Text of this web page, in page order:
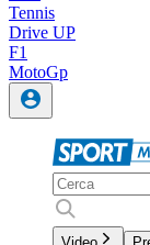
Tennis
Drive UP
F1
MotoGp